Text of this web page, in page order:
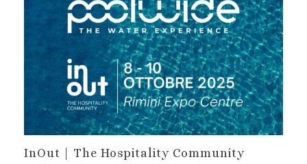
InOut | The Hospitality Community